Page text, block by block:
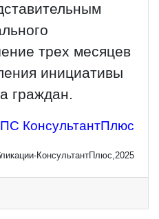
трех месяцев
инициативы
граждан.
КонсультантПлюс
КонсультантПлюс,2025